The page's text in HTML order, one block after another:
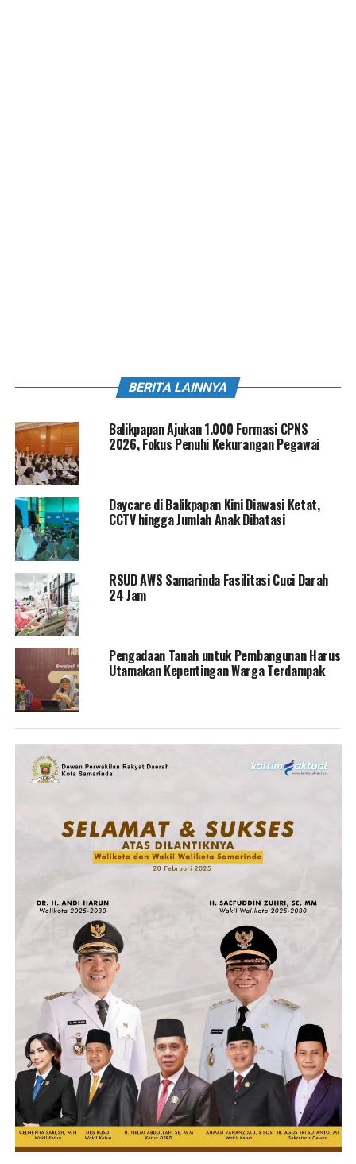
BERITA LAINNYA
Balikpapan Ajukan 1.000 Formasi CPNS
2026, Fokus Penuhi Kekurangan Pegawai
Daycare di Balikpapan Kini Diawasi Ketat,
CCTV hingga Jumlah Anak Dibatasi
RSUD AWS Samarinda Fasilitasi Cuci Darah
24 Jam
Pengadaan Tanah untuk Pembangunan Harus
Utamakan Kepentingan Warga Terdampak